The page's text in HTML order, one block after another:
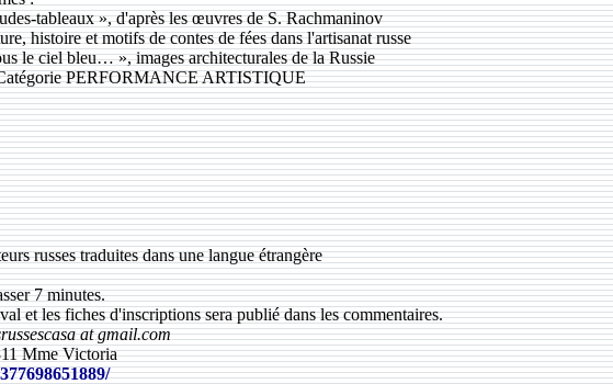
tableaux », d'après les œuvres de S. Rachmaninov
histoire et motifs de contes de fées dans l'artisanat russe
le ciel bleu… », images architecturales de la Russie
PERFORMANCE ARTISTIQUE
russes traduites dans une langue étrangère
7 minutes.
et les fiches d'inscriptions sera publié dans les commentaires.
at gmail.com
Mme Victoria